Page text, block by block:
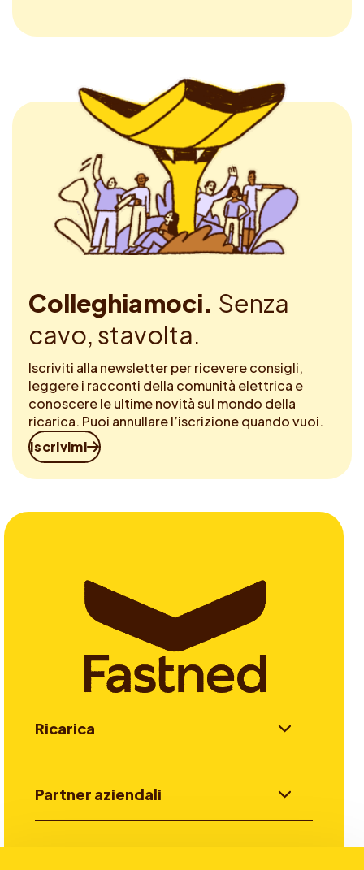
Colleghiamoci. Senza
cavo, stavolta.
Iscriviti alla newsletter per ricevere consigli,
leggere i racconti della comunità elettrica e
conoscere le ultime novità sul mondo della
ricarica. Puoi annullare l’iscrizione quando vuoi.
Iscrivimi
Ricarica
Partner aziendali